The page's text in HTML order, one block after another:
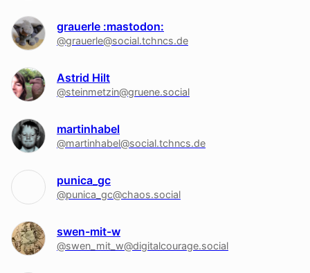
grauerle :mastodon:
@grauerle@social.tchncs.de
Astrid Hilt
@steinmetzin@gruene.social
martinhabel
@martinhabel@social.tchncs.de
punica_gc
@punica_gc@chaos.social
swen-mit-w
@swen_mit_w@digitalcourage.social